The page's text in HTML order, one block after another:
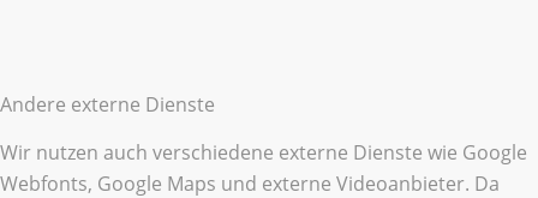
Andere externe Dienste
Wir nutzen auch verschiedene externe Dienste wie Google
Webfonts, Google Maps und externe Videoanbieter. Da